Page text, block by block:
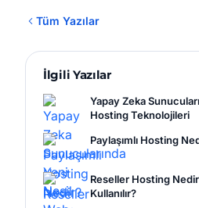
Tüm Yazılar
İlgili Yazılar
Yapay Zeka
Hosting Teknolojileri
Paylaşımlı Hosting
Reseller Hosting
Kullanılır?